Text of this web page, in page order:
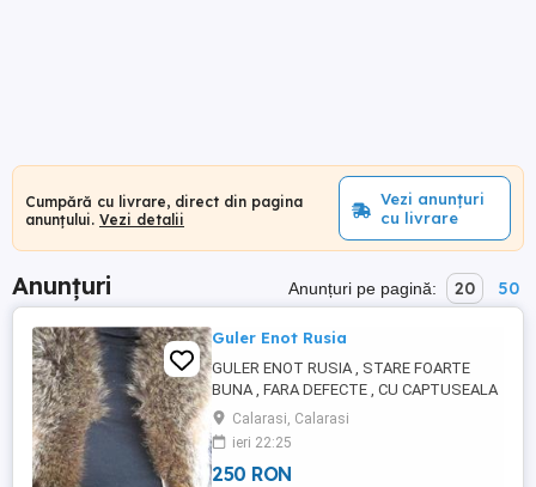
Cumpără cu livrare, direct din pagina
anunțului. Vezi detalii
Vezi anunțuri
cu livrare
Anunțuri Anunțuri pe pagină: 20 50
Guler Enot Rusia
GULER ENOT RUSIA , STARE FOARTE
BUNA , FARA DEFECTE , CU CAPTUSEALA
DEOSEBITA , LUCRAT PENTRU ANGLIA .
LUNGIME 103 cm LATIME 19 cm . IN
REALITATE ARATA MULT MAI FRUMOS
DECAT IN FOTOGRAFII .
Calarasi, Calarasi
ieri 22:25
250 RON